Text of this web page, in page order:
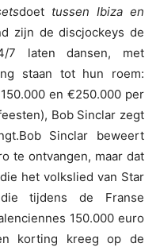
doet tussen Ibiza en
zijn de discjockeys de
7 laten dansen, met
staan tot hun roem:
en €250.000 per
Bob Sinclar zegt
Sinclar beweert
te ontvangen, maar dat
het volkslied van Star
tijdens de Franse
150.000 euro
korting kreeg op de